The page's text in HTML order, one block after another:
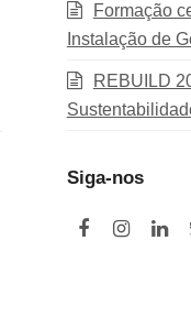
Formação
Instalação de
REBUILD
Siga-nos
F
I
L